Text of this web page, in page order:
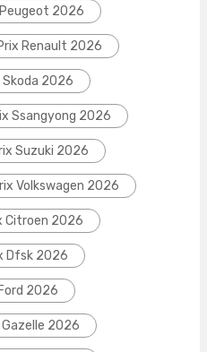
2026
Renault 2026
Skoda 2026
Ssangyong 2026
Suzuki 2026
Volkswagen 2026
Citroen 2026
Dfsk 2026
2026
Gazelle 2026